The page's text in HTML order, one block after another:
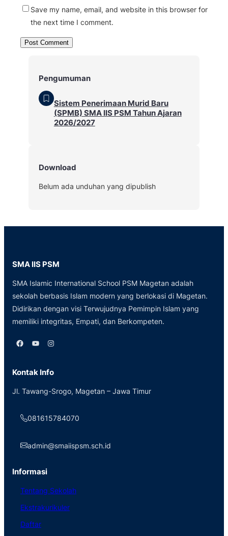
Save my name, email, and website in this browser for
the next time I comment.
Pengumuman
Sistem Penerimaan Murid Baru
(SPMB) SMA IIS PSM Tahun Ajaran
2026/2027
Download
Belum ada unduhan yang dipublish
SMA IIS PSM
SMA Islamic International School PSM Magetan adalah
sekolah berbasis Islam modern yang berlokasi di Magetan.
Didirikan dengan visi Terwujudnya Pemimpin Islam yang
memiliki integritas, Empati, dan Berkompeten.
Facebook YouTube Instagram
Kontak Info
Jl. Tawang-Srogo, Magetan – Jawa Timur
081615784070
admin@smaiispsm.sch.id
Informasi
Tentang Sekolah
Ekstrakurikuler
Daftar